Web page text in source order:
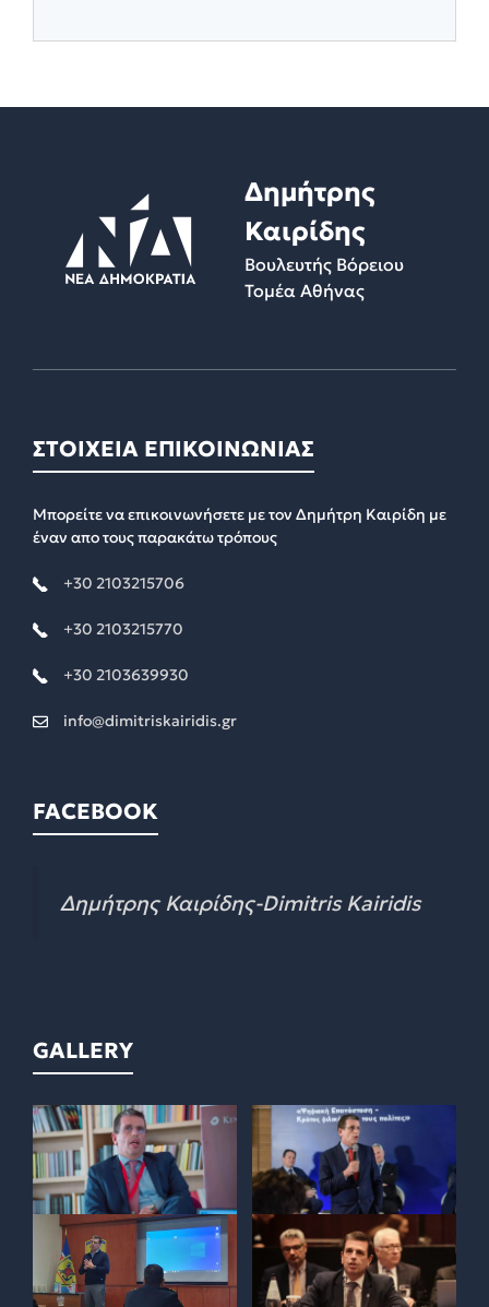
Δημήτρης
Καιρίδης
Βουλευτής Βόρειου
Τομέα Αθήνας
ΣΤΟΙΧΕΙΑ ΕΠΙΚΟΙΝΩΝΙΑΣ
Μπορείτε να επικοινωνήσετε με τον Δημήτρη Καιρίδη με
έναν απο τους παρακάτω τρόπους
+30 2103215706
+30 2103215770
+30 2103639930
info@dimitriskairidis.gr
FACEBOOK
Δημήτρης Καιρίδης-Dimitris Kairidis
GALLERY